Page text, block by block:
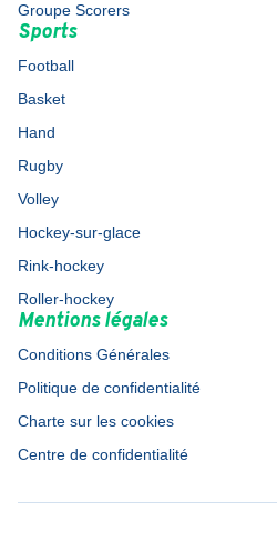
Groupe Scorers
Sports
Football
Basket
Hand
Rugby
Volley
Hockey-sur-glace
Rink-hockey
Roller-hockey
Mentions légales
Conditions Générales
Politique de confidentialité
Charte sur les cookies
Centre de confidentialité